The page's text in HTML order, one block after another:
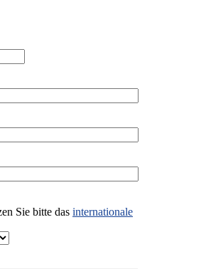
Sie bitte das internationale